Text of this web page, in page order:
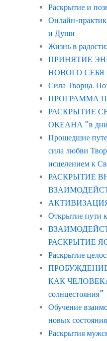
Раскрытие и
Онлайн-
и Души
Жизнь в
ПРИНЯТИЕ
НОВОГО СЕБЯ
Сила Творца.
ПРОГРАММА
РАСКРЫТИЕ
ОКЕАНА “в дни
Прошедшие
сила любви
исцелением к
РАСКРЫТИЕ
Открытие пути
РАСКРЫТИЕ
Раскрытие
КАК ЧЕЛОВЕКА
солнцестояния”
Обучение
новых
Раскрытия